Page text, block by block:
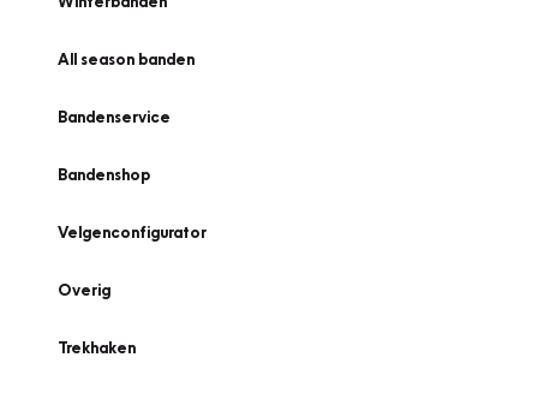
All season banden
Bandenservice
Bandenshop
Velgenconfigurator
Overig
Trekhaken